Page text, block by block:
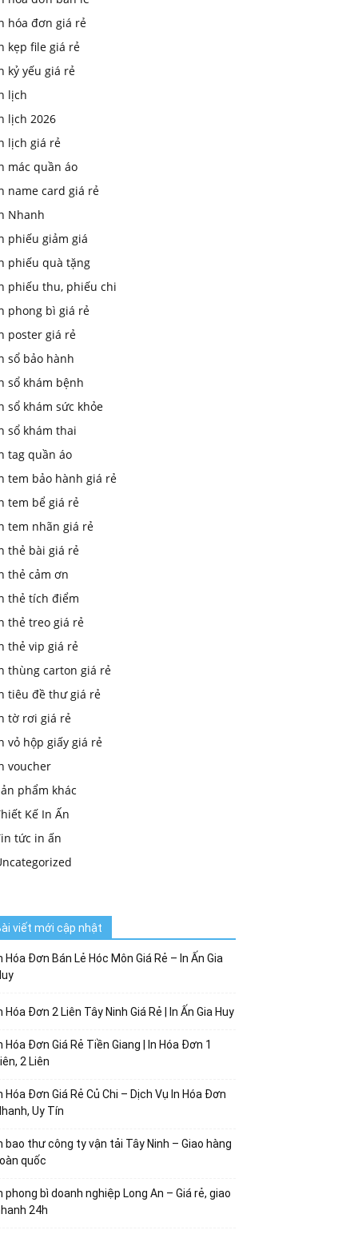
hóa đơn giá rẻ
kẹp file giá rẻ
kỷ yếu giá rẻ
lịch
lịch 2026
lịch giá rẻ
mác quần áo
name card giá rẻ
Nhanh
phiếu giảm giá
phiếu quà tặng
phiếu thu, phiếu chi
phong bì giá rẻ
poster giá rẻ
sổ bảo hành
sổ khám bệnh
sổ khám sức khỏe
sổ khám thai
tag quần áo
tem bảo hành giá rẻ
tem bể giá rẻ
tem nhãn giá rẻ
thẻ bài giá rẻ
thẻ cảm ơn
thẻ tích điểm
thẻ treo giá rẻ
thẻ vip giá rẻ
thùng carton giá rẻ
tiêu đề thư giá rẻ
tờ rơi giá rẻ
vỏ hộp giấy giá rẻ
voucher
phẩm khác
Kế In Ấn
tức in ấn
viết mới cập nhật
Hóa Đơn Bán Lẻ Hóc Môn Giá Rẻ – In Ấn Gia
Hóa Đơn 2 Liên Tây Ninh Giá Rẻ | In Ấn Gia Huy
Hóa Đơn Giá Rẻ Tiền Giang | In Hóa Đơn 1
2 Liên
Hóa Đơn Giá Rẻ Củ Chi – Dịch Vụ In Hóa Đơn
Uy Tín
bao thư công ty vận tải Tây Ninh – Giao hàng
quốc
phong bì doanh nghiệp Long An – Giá rẻ, giao
24h